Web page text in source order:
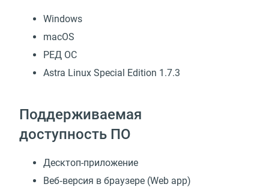
Windows
macOS
РЕД ОС
Astra Linux Special Edition 1.7.3
Поддерживаемая
доступность ПО
Десктоп-приложение
Веб‑версия в браузере (Web app)